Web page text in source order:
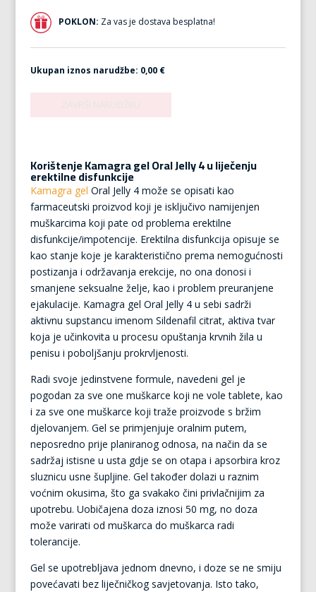
POKLON: Za vas je dostava besplatna!
Ukupan iznos narudžbe: 0,00 €
Korištenje Kamagra gel Oral Jelly 4 u liječenju
erektilne disfunkcije
Kamagra gel Oral Jelly 4 može se opisati kao
farmaceutski proizvod koji je isključivo namijenjen
muškarcima koji pate od problema erektilne
disfunkcije/impotencije. Erektilna disfunkcija opisuje se
kao stanje koje je karakteristično prema nemogućnosti
postizanja i održavanja erekcije, no ona donosi i
smanjene seksualne želje, kao i problem preuranjene
ejakulacije. Kamagra gel Oral Jelly 4 u sebi sadrži
aktivnu supstancu imenom Sildenafil citrat, aktiva tvar
koja je učinkovita u procesu opuštanja krvnih žila u
penisu i poboljšanju prokrvljenosti.
Radi svoje jedinstvene formule, navedeni gel je
pogodan za sve one muškarce koji ne vole tablete, kao
i za sve one muškarce koji traže proizvode s bržim
djelovanjem. Gel se primjenjuje oralnim putem,
neposredno prije planiranog odnosa, na način da se
sadržaj istisne u usta gdje se on otapa i apsorbira kroz
sluznicu usne šupljine. Gel također dolazi u raznim
voćnim okusima, što ga svakako čini privlačnijim za
upotrebu. Uobičajena doza iznosi 50 mg, no doza
može varirati od muškarca do muškarca radi
tolerancije.
Gel se upotrebljava jednom dnevno, i doze se ne smiju
povećavati bez liječničkog savjetovanja. Isto tako,